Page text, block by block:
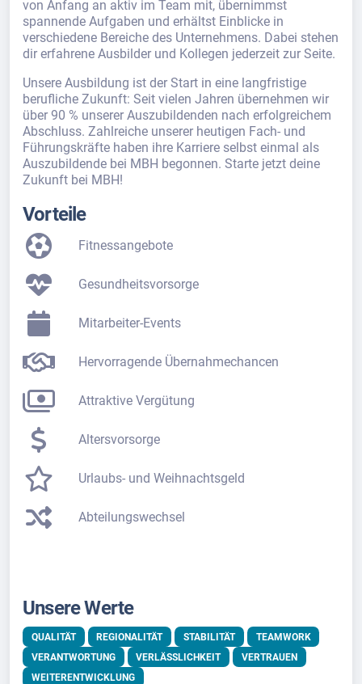
von Anfang an aktiv im Team mit, übernimmst
spannende Aufgaben und erhältst Einblicke in
verschiedene Bereiche des Unternehmens. Dabei stehen
dir erfahrene Ausbilder und Kollegen jederzeit zur Seite.
Unsere Ausbildung ist der Start in eine langfristige
berufliche Zukunft: Seit vielen Jahren übernehmen wir
über 90 % unserer Auszubildenden nach erfolgreichem
Abschluss. Zahlreiche unserer heutigen Fach- und
Führungskräfte haben ihre Karriere selbst einmal als
Auszubildende bei MBH begonnen. Starte jetzt deine
Zukunft bei MBH!
Vorteile
Fitnessangebote
Gesundheitsvorsorge
Mitarbeiter-Events
Hervorragende Übernahmechancen
Attraktive Vergütung
Altersvorsorge
Urlaubs- und Weihnachtsgeld
Abteilungswechsel
Unsere Werte
QUALITÄT REGIONALITÄT STABILITÄT
TEAMWORK
VERANTWORTUNG
VERLÄSSLICHKEIT
VERTRAUEN
WEITERENTWICKLUNG